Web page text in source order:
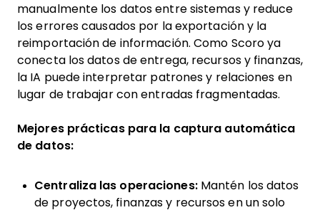
manualmente los datos entre sistemas y reduce
los errores causados por la exportación y la
reimportación de información. Como Scoro ya
conecta los datos de entrega, recursos y finanzas,
la IA puede interpretar patrones y relaciones en
lugar de trabajar con entradas fragmentadas.
Mejores prácticas para la captura automática
de datos:
Centraliza las operaciones:Mantén los datos
de proyectos, finanzas y recursos en un solo